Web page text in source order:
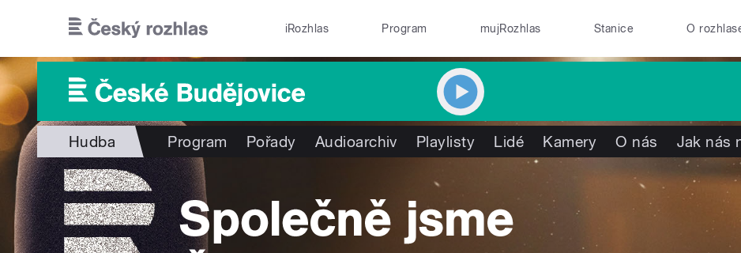
iRozhlas Program mujRozhlas Stanice O
Hudba Program Pořady Audioarchiv Playlisty Lidé Kamery O nás Jak nás